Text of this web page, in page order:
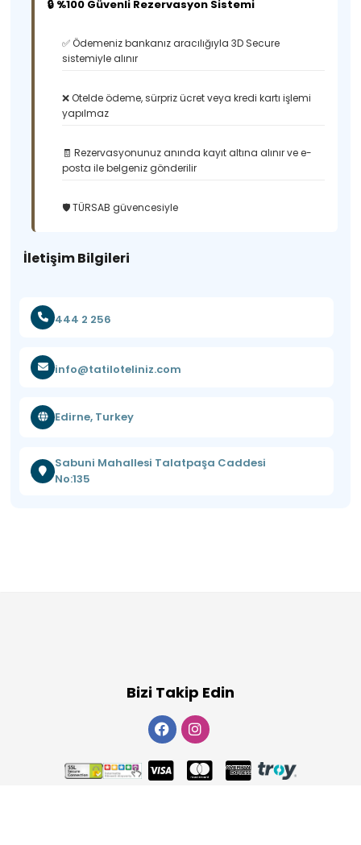
🔒 %100 Güvenli Rezervasyon Sistemi
✅ Ödemeniz bankanız aracılığıyla 3D Secure
sistemiyle alınır
❌ Otelde ödeme, sürpriz ücret veya kredi kartı işlemi
yapılmaz
🧾 Rezervasyonunuz anında kayıt altına alınır ve e-
posta ile belgeniz gönderilir
🛡️ TÜRSAB güvencesiyle
İletişim Bilgileri
444 2 256
info@tatiloteliniz.com
Edirne, Turkey
Sabuni Mahallesi Talatpaşa Caddesi
No:135
Bizi Takip Edin